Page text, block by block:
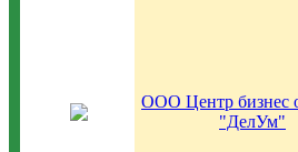
ООО Центр бизнес
"ДелУм"